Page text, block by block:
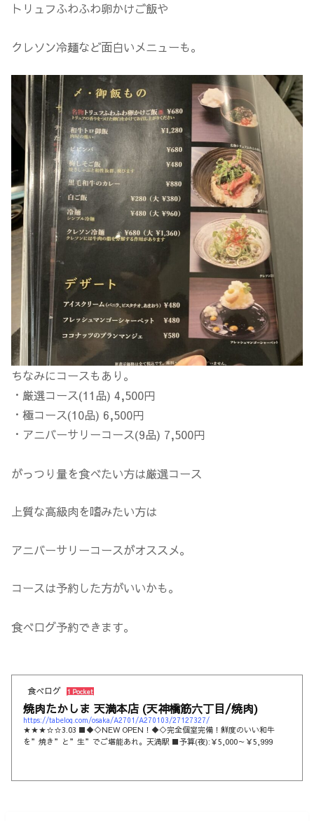
トリュフふわふわ卵かけご飯や
クレソン冷麺など面白いメニューも。
ちなみにコースもあり。
・厳選コース(11品) 4,500円
・極コース(10品) 6,500円
・アニバーサリーコース(9品) 7,500円
がっつり量を食べたい方は厳選コース
上質な高級肉を嗜みたい方は
アニバーサリーコースがオススメ。
コースは予約した方がいいかも。
食べログ予約できます。
食べログ 1 Pocket
焼肉たかしま 天満本店 (天神橋筋六丁目/焼肉)
https://tabelog.com/osaka/A2701/A270103/27127327/
★★★☆☆3.03 ■◆◇NEW OPEN！◆◇完全個室完備！鮮度のいい和牛
を”焼き”と”生”でご堪能あれ。天満駅 ■予算(夜):￥5,000～￥5,999